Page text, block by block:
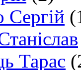
Сергій
Тарас